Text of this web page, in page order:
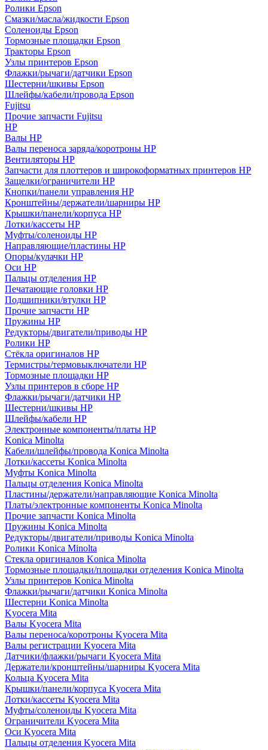
Ролики Epson
Смазки/масла/жидкости Epson
Соленоиды Epson
Тормозные площадки Epson
Тракторы Epson
Узлы принтеров Epson
Флажки/рычаги/датчики Epson
Шестерни/шкивы Epson
Шлейфы/кабели/провода Epson
Fujitsu
Прочие запчасти Fujitsu
HP
Валы HP
Валы переноса заряда/коротроны HP
Вентиляторы HP
Запчасти для плоттеров и широкоформатных принтеров HP
Защелки/ограничители HP
Кнопки/панели управления HP
Кронштейны/держатели/шарниры HP
Крышки/панели/корпуса HP
Лотки/кассеты HP
Муфты/соленоиды HP
Направляющие/пластины HP
Опоры/кулачки HP
Оси HP
Пальцы отделения HP
Печатающие головки HP
Подшипники/втулки HP
Прочие запчасти HP
Пружины HP
Редукторы/двигатели/приводы HP
Ролики HP
Стёкла оригиналов HP
Термистры/термовыключатели HP
Тормозные площадки HP
Узлы принтеров в сборе HP
Флажки/рычаги/датчики HP
Шестерни/шкивы HP
Шлейфы/кабели HP
Электронные компоненты/платы HP
Konica Minolta
Кабели/шлейфы/провода Konica Minolta
Лотки/кассеты Konica Minolta
Муфты Konica Minolta
Пальцы отделения Konica Minolta
Пластины/держатели/направляющие Konica Minolta
Платы/электронные компоненты Konica Minolta
Прочие запчасти Konica Minolta
Пружины Konica Minolta
Редукторы/двигатели/приводы Konica Minolta
Ролики Konica Minolta
Стекла оригиналов Konica Minolta
Тормозные площадки/площадки отделения Konica Minolta
Узлы принтеров Konica Minolta
Флажки/рычаги/датчики Konica Minolta
Шестерни Konica Minolta
Kyocera Mita
Валы Kyocera Mita
Валы переноса/коротроны Kyocera Mita
Валы регистрации Kyocera Mita
Датчики/флажки/рычаги Kyocera Mita
Держатели/кронштейны/шарниры Kyocera Mita
Кольца Kyocera Mita
Крышки/панели/корпуса Kyocera Mita
Лотки/кассеты Kyocera Mita
Муфты/соленоиды Kyocera Mita
Ограничители Kyocera Mita
Оси Kyocera Mita
Пальцы отделения Kyocera Mita